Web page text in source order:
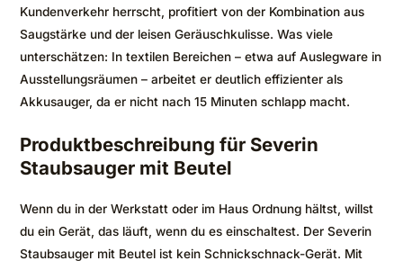
Kundenverkehr herrscht, profitiert von der Kombination aus
Saugstärke und der leisen Geräuschkulisse. Was viele
unterschätzen: In textilen Bereichen – etwa auf Auslegware in
Ausstellungsräumen – arbeitet er deutlich effizienter als
Akkusauger, da er nicht nach 15 Minuten schlapp macht.
Produktbeschreibung für Severin
Staubsauger mit Beutel
Wenn du in der Werkstatt oder im Haus Ordnung hältst, willst
du ein Gerät, das läuft, wenn du es einschaltest. Der Severin
Staubsauger mit Beutel ist kein Schnickschnack-Gerät. Mit